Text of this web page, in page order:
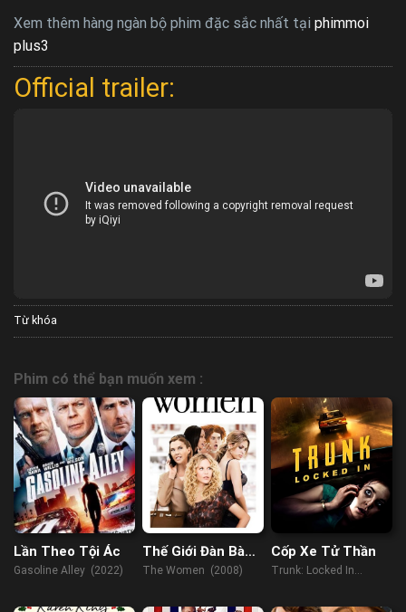
Xem thêm hàng ngàn bộ phim đặc sắc nhất tại phimmoi
plus3
Official trailer:
Từ khóa
Phim có thể bạn muốn xem :
Lần Theo Tội Ác
Gasoline Alley (2022)
Thế Giới Đàn Bà
2008
The Women (2008)
Cốp Xe Tử Thần
Trunk: Locked In